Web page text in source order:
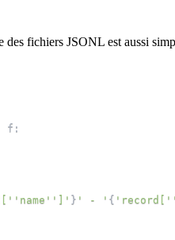
fichiers JSONL est aussi
f :
'name' ']' } ' - ' { 'record['